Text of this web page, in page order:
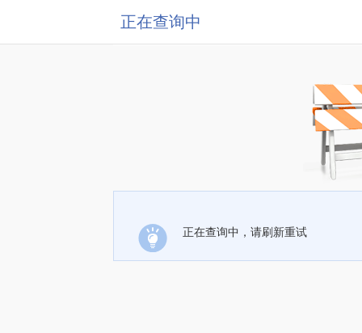
正在查询中
正在查询中，请刷新重试